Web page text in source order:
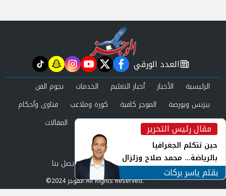
مقال رئيس التحرير
حين تتكلم الجغرافيا
بالرياضة... محمد صلاح وزلزال
الهوية في الشارع التركي
بقلم ياسر بركات
newspaper
العدد الورقي facebook
twitter
youtube
instagram
snapchat
tiktok
الرئيسية الأخبار أخبار التعليم الخدمات
نجوم الفن
بيزنس وبورصة
الموجز كافية كورة وملاعب
فتاوى وأحكام
صحة وجمال
عرب وعالم حوادث ومحاكم
المقالات
العدد الورقي
من نحن
سياسة الخصوصية اتصل بنا
©2024 الموجز All Rights Reserved.